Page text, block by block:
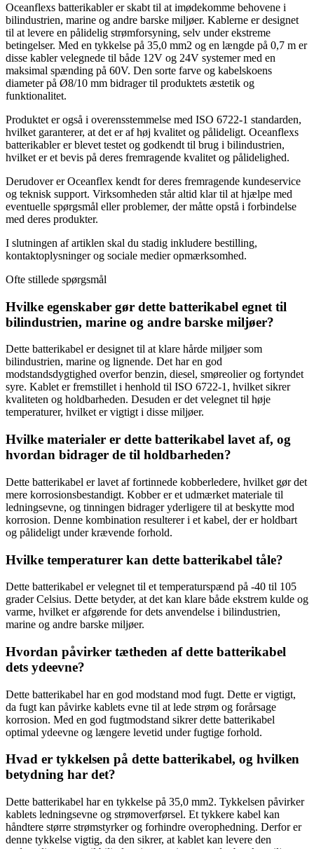
Oceanflexs batterikabler er skabt til at imødekomme behovene i
bilindustrien, marine og andre barske miljøer. Kablerne er designet
til at levere en pålidelig strømforsyning, selv under ekstreme
betingelser. Med en tykkelse på 35,0 mm2 og en længde på 0,7 m er
disse kabler velegnede til både 12V og 24V systemer med en
maksimal spænding på 60V. Den sorte farve og kabelskoens
diameter på Ø8/10 mm bidrager til produktets æstetik og
funktionalitet.
Produktet er også i overensstemmelse med ISO 6722-1 standarden,
hvilket garanterer, at det er af høj kvalitet og pålideligt. Oceanflexs
batterikabler er blevet testet og godkendt til brug i bilindustrien,
hvilket er et bevis på deres fremragende kvalitet og pålidelighed.
Derudover er Oceanflex kendt for deres fremragende kundeservice
og teknisk support. Virksomheden står altid klar til at hjælpe med
eventuelle spørgsmål eller problemer, der måtte opstå i forbindelse
med deres produkter.
I slutningen af artiklen skal du stadig inkludere bestilling,
kontaktoplysninger og sociale medier opmærksomhed.
Ofte stillede spørgsmål
Hvilke egenskaber gør dette batterikabel egnet til
bilindustrien, marine og andre barske miljøer?
Dette batterikabel er designet til at klare hårde miljøer som
bilindustrien, marine og lignende. Det har en god
modstandsdygtighed overfor benzin, diesel, smøreolier og fortyndet
syre. Kablet er fremstillet i henhold til ISO 6722-1, hvilket sikrer
kvaliteten og holdbarheden. Desuden er det velegnet til høje
temperaturer, hvilket er vigtigt i disse miljøer.
Hvilke materialer er dette batterikabel lavet af, og
hvordan bidrager de til holdbarheden?
Dette batterikabel er lavet af fortinnede kobberledere, hvilket gør det
mere korrosionsbestandigt. Kobber er et udmærket materiale til
ledningsevne, og tinningen bidrager yderligere til at beskytte mod
korrosion. Denne kombination resulterer i et kabel, der er holdbart
og pålideligt under krævende forhold.
Hvilke temperaturer kan dette batterikabel tåle?
Dette batterikabel er velegnet til et temperaturspænd på -40 til 105
grader Celsius. Dette betyder, at det kan klare både ekstrem kulde og
varme, hvilket er afgørende for dets anvendelse i bilindustrien,
marine og andre barske miljøer.
Hvordan påvirker tætheden af dette batterikabel
dets ydeevne?
Dette batterikabel har en god modstand mod fugt. Dette er vigtigt,
da fugt kan påvirke kablets evne til at lede strøm og forårsage
korrosion. Med en god fugtmodstand sikrer dette batterikabel
optimal ydeevne og længere levetid under fugtige forhold.
Hvad er tykkelsen på dette batterikabel, og hvilken
betydning har det?
Dette batterikabel har en tykkelse på 35,0 mm2. Tykkelsen påvirker
kablets ledningsevne og strømoverførsel. Et tykkere kabel kan
håndtere større strømstyrker og forhindre overophedning. Derfor er
denne tykkelse vigtig, da den sikrer, at kablet kan levere den